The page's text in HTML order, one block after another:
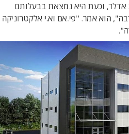
וכעת היא נמצאת בבעלותם
הוא אמר. "פי.אם וא.י אלקטרוניקה